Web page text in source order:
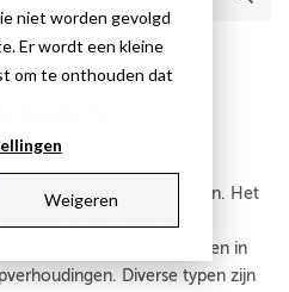
niet worden gevolgd
Er wordt een kleine
om te onthouden dat
Weigeren
corrosie en chemicaliën. Het
dunwandige uitvoeringen en in
Diverse typen zijn